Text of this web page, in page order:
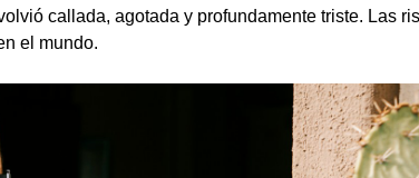
callada, agotada y profundamente triste. Las
el mundo.